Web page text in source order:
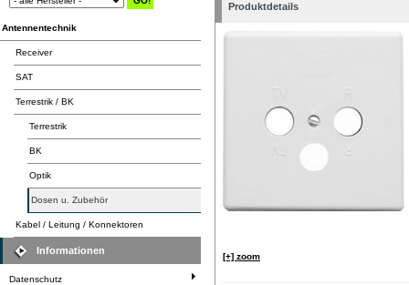
Antennentechnik
Receiver
SAT
Terrestrik / BK
Terrestrik
BK
Optik
Dosen u. Zubehör
Kabel / Leitung / Konnektoren
Informationen
Datenschutz
Produktdetails
[+] zoom